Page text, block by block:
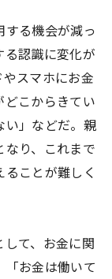
する機会が減っ
る認識に変化が
スマホにお金
どこからきてい
い」などだ。親
なり、これまで
ことが難しく
して、お金に関
「お金は働いて